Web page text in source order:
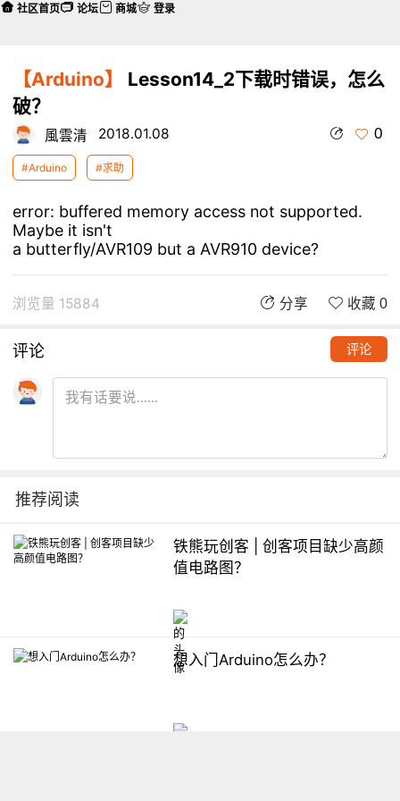
【Arduino】
Lesson14_2下载时错误，怎么
破？
風雲清 2018.01.08 0
#Arduino #求助
error: buffered memory access not supported.
Maybe it isn't
a butterfly/AVR109 but a AVR910 device?
浏览量 15884 分享 收藏 0
评论 评论
推荐阅读
铁熊玩创客 | 创客项目缺少高颜
值电路图？
想入门Arduino怎么办？
社区首页 论坛 商城 登录